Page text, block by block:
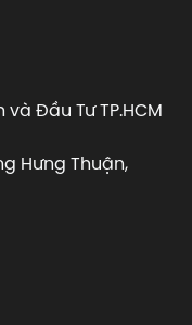
Đầu Tư TP.HCM
Hưng Thuận,